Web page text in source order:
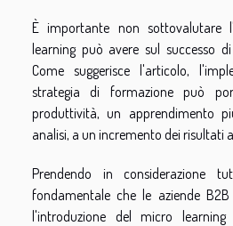
È importante non sottovalutare
learning può avere sul successo
Come suggerisce l'articolo,
strategia di formazione può
produttività, un apprendimento
analisi, a un incremento dei risultati
Prendendo in considerazione
fondamentale che le aziende
l'introduzione del micro